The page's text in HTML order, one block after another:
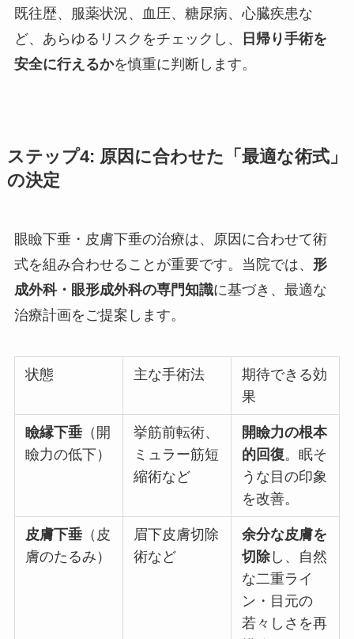
既往歴、服薬状況、血圧、糖尿病、心臓疾患な
ど、あらゆるリスクをチェックし、
日帰り手術を
安全に行えるかを慎重に判断します。
ステップ4: 原因に合わせた「最適な術式」
の決定
眼瞼下垂・皮膚下垂の治療は、原因に合わせて術
式を組み合わせることが重要です。当院では、 形
成外科・眼形成外科の専門知識に基づき、最適な
治療計画をご提案します。
状態 主な手術法
期待できる効
果
瞼縁下垂 （開
瞼力の低下）
挙筋前転術、
ミュラー筋短
縮術など
開瞼力の根本
的回復。眠そ
うな目の印象
を改善。
皮膚下垂 （皮
膚のたるみ）
眉下皮膚切除
術など
余分な皮膚を
切除し、自然
な二重ライ
ン・目元の
若々しさを再